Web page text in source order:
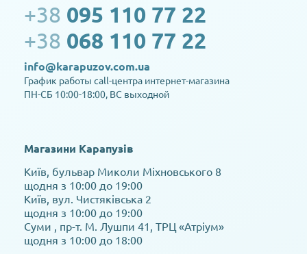
+38 095 110 77 22
+38 068 110 77 22
info@karapuzov.com.ua
График работы call-центра интернет-магазина
ПН-СБ 10:00-18:00, ВС выходной
Магазини Карапузів
Київ, бульвар Миколи Міхновського 8
щодня з 10:00 до 19:00
Київ, вул. Чистяківська 2
щодня з 10:00 до 19:00
Суми , пр-т. М. Лушпи 41, ТРЦ «Атріум»
щодня з 10:00 до 18:00